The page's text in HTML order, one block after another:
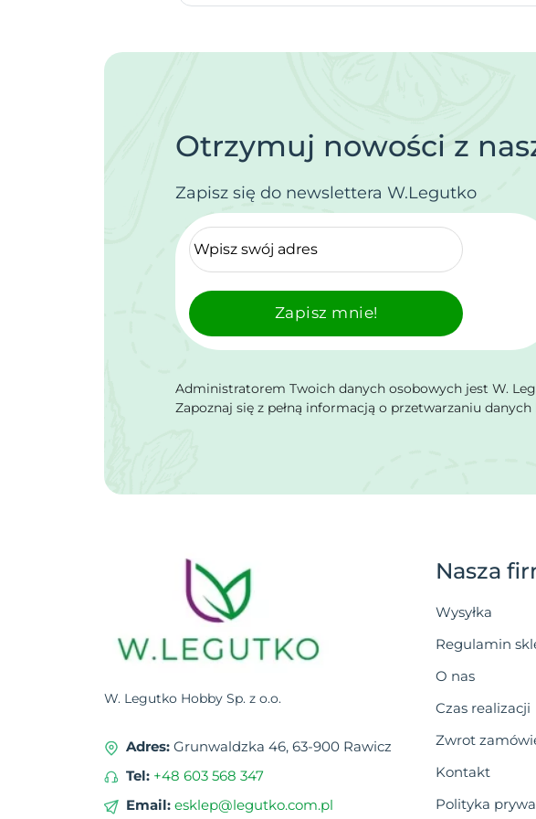
Otrzymuj nowości z
Zapisz się do newslettera W.Legutko
Zapisz mnie!
Administratorem Twoich danych osobowych jest W.
Zapoznaj się z pełną informacją o przetwarzaniu danych
W. Legutko Hobby Sp. z o.o.
Adres: Grunwaldzka 46, 63-900 Rawicz
Tel: +48 603 568 347
Email: esklep@legutko.com.pl
Nasza
Wysyłka
Regulamin
O nas
Czas realizacji
Zwrot
Kontakt
Polityka